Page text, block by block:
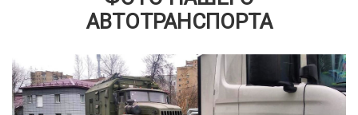
АВТОТРАНСПОРТА